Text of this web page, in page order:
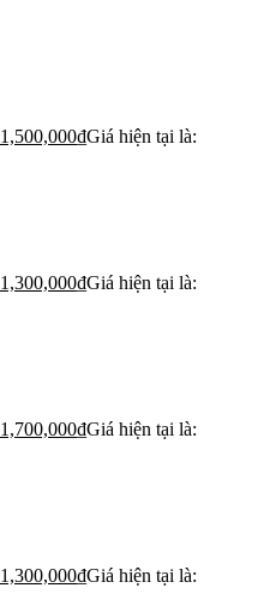
1,500,000₫Giá hiện tại là:
1,300,000₫Giá hiện tại là:
1,700,000₫Giá hiện tại là:
1,300,000₫Giá hiện tại là: